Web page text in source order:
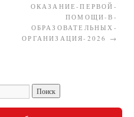
ОКАЗАНИЕ-ПЕРВОЙ-
ПОМОЩИ-В-
ОБРАЗОВАТЕЛЬНЫХ-
ОРГАНИЗАЦИЯ-2026 →